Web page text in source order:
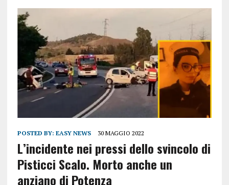
POSTED BY: EASY NEWS 30 MAGGIO 2022
L’incidente nei pressi dello svincolo di
Pisticci Scalo. Morto anche un
anziano di Potenza